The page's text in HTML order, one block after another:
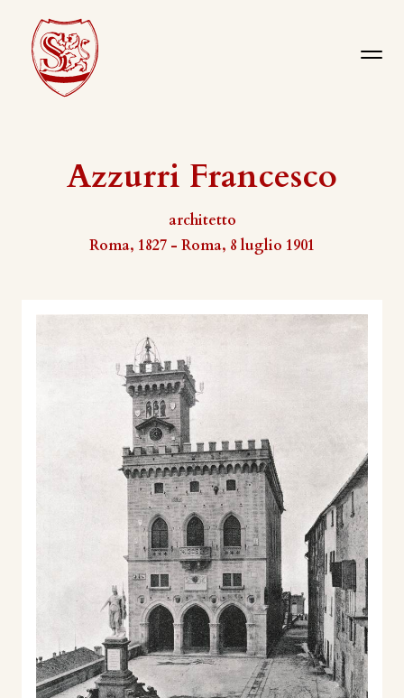
Azzurri Francesco
architetto
Roma, 1827 - Roma, 8 luglio 1901